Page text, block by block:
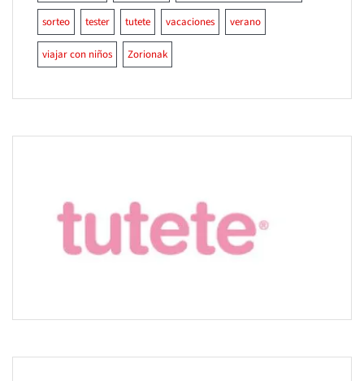
sorteo tester tutete vacaciones verano
viajar con niños Zorionak